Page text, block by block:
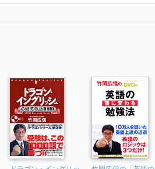
ていた紹介文から引用しています。」